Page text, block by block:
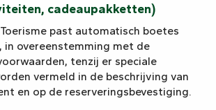
cadeaupakketten)
past automatisch boetes
in overeenstemming met de
tenzij er speciale
vermeld in de beschrijving van
en op de reserveringsbevestiging.